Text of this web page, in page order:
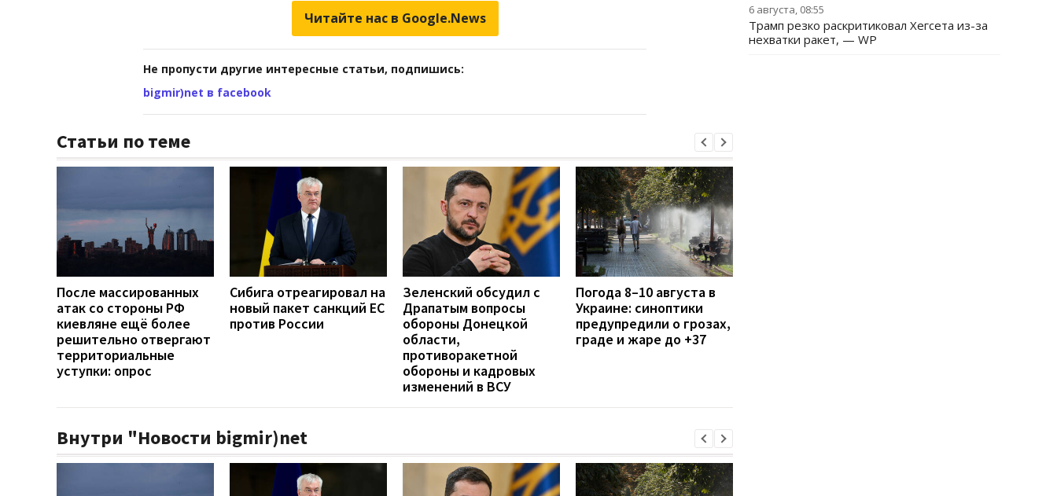
Читайте нас в Google.News
Не пропусти другие интересные статьи, подпишись:
bigmir)net в facebook
Статьи по теме
После массированных
атак со стороны РФ
киевляне ещё более
решительно отвергают
территориальные
уступки: опрос
Сибига отреагировал на
новый пакет санкций ЕС
против России
Зеленский обсудил с
Драпатым вопросы
обороны Донецкой
области,
противоракетной
обороны и кадровых
изменений в ВСУ
Погода 8–10 августа в
Украине: синоптики
предупредили о грозах,
граде и жаре до +37
Внутри "Новости bigmir)net
6 августа, 08:55
Трамп резко раскритиковал Хегсета из-за
нехватки ракет, — WP